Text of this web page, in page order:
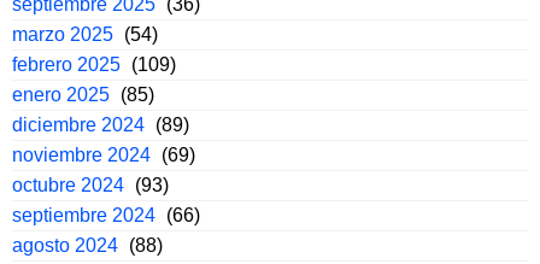
septiembre 2025 (36)
marzo 2025 (54)
febrero 2025 (109)
enero 2025 (85)
diciembre 2024 (89)
noviembre 2024 (69)
octubre 2024 (93)
septiembre 2024 (66)
agosto 2024 (88)